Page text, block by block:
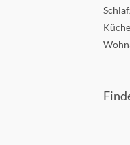
Küche